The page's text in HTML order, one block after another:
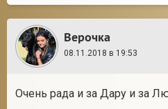
Верочка
08.11.2018 в 19:53
Очень рада и за Дару и за